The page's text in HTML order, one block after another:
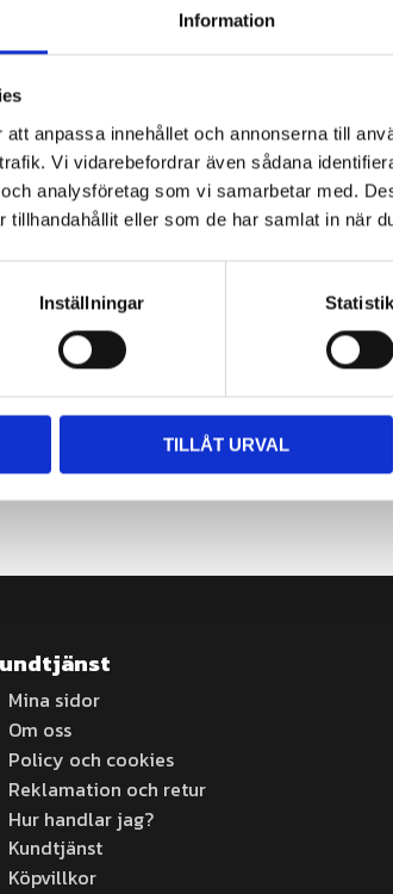
Information
anpassa innehållet och annonserna till
Vi vidarebefordrar även sådana
analysföretag som vi samarbetar med.
tillhandahållit eller som de har samlat in när
Inställningar Statistik
TILLÅT URVAL
Mina sidor
Om oss
Policy och cookies
Reklamation och retur
Hur handlar jag?
Kundtjänst
Köpvillkor